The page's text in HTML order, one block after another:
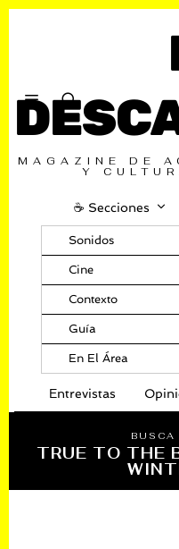
MAGAZINE DE
Y
☕️ Secciones
Sonidos
Cine
Contexto
Guía
En El Área
Entrevistas
BUSCA
TRUE TO THE